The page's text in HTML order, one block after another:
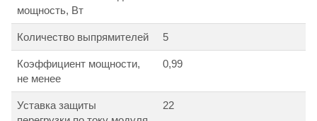
мощность, Вт
Количество выпрямителей 5
Коэффициент мощности,
не менее
0,99
Уставка защиты
22